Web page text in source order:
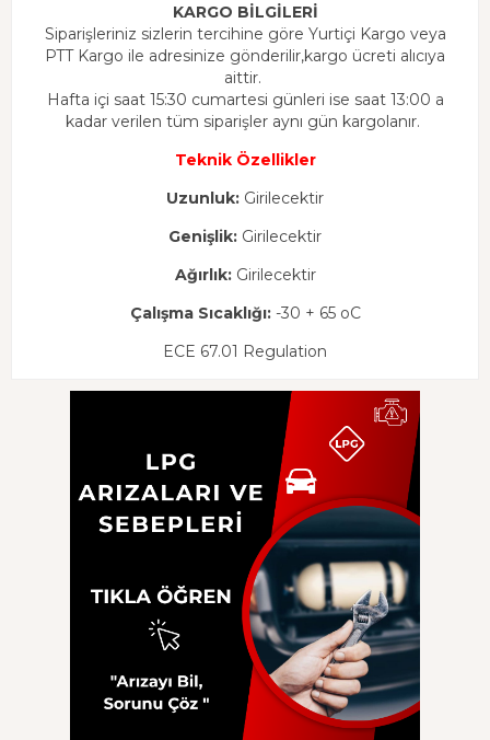
KARGO BİLGİLERİ
Siparişleriniz sizlerin tercihine göre Yurtiçi Kargo veya
PTT Kargo ile adresinize gönderilir,kargo ücreti alıcıya
aittir.
Hafta içi saat 15:30 cumartesi günleri ise saat 13:00 a
kadar verilen tüm siparişler aynı gün kargolanır.
Teknik Özellikler
Uzunluk: Girilecektir
Genişlik: Girilecektir
Ağırlık: Girilecektir
Çalışma Sıcaklığı:-30 + 65 oC
ECE 67.01 Regulation